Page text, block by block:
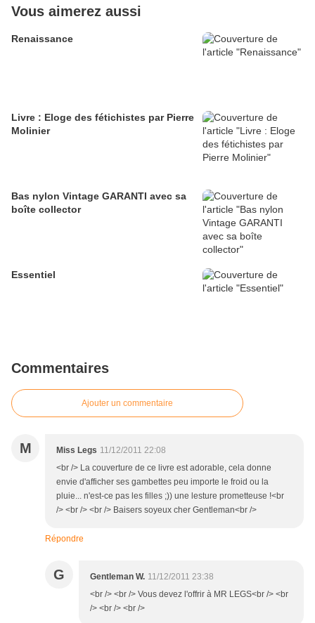
Vous aimerez aussi
Renaissance
Livre : Eloge des fétichistes par Pierre
Molinier
Bas nylon Vintage GARANTI avec sa
boîte collector
Essentiel
Commentaires
Ajouter un commentaire
M Miss Legs 11/12/2011 22:08
<br /> La couverture de ce livre est adorable, cela donne
envie d'afficher ses gambettes peu importe le froid ou la
pluie... n'est-ce pas les filles ;)) une lesture prometteuse !<br
/> <br /> <br /> Baisers soyeux cher Gentleman<br />
Répondre
G Gentleman W. 11/12/2011 23:38
<br /> <br /> Vous devez l'offrir à MR LEGS<br /> <br
/> <br /> <br />